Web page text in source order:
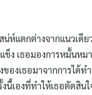
ห์แตกต่างจากแนวเดี
ง เธอมองการหมั้นห
องเธอมาจากการได้
นี้เองที่ทำให้เธอตัดสิน